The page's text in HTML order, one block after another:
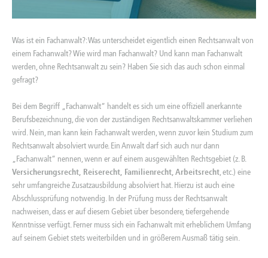
Was ist ein Fachanwalt?: Was unterscheidet eigentlich einen Rechtsanwalt von
einem Fachanwalt? Wie wird man Fachanwalt? Und kann man Fachanwalt
werden, ohne Rechtsanwalt zu sein? Haben Sie sich das auch schon einmal
gefragt?
Bei dem Begriff „Fachanwalt“ handelt es sich um eine offiziell anerkannte
Berufsbezeichnung, die von der zuständigen Rechtsanwaltskammer verliehen
wird. Nein, man kann kein Fachanwalt werden, wenn zuvor kein Studium zum
Rechtsanwalt absolviert wurde. Ein Anwalt darf sich auch nur dann
„Fachanwalt“ nennen, wenn er auf einem ausgewählten Rechtsgebiet (z. B.
Versicherungsrecht, Reiserecht, Familienrecht, Arbeitsrecht, etc.) eine
sehr umfangreiche Zusatzausbildung absolviert hat. Hierzu ist auch eine
Abschlussprüfung notwendig. In der Prüfung muss der Rechtsanwalt
nachweisen, dass er auf diesem Gebiet über besondere, tiefergehende
Kenntnisse verfügt. Ferner muss sich ein Fachanwalt mit erheblichem Umfang
auf seinem Gebiet stets weiterbilden und in größerem Ausmaß tätig sein.